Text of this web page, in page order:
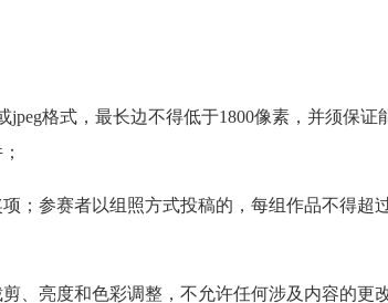
格式，最长边不得低于1800像素，并须保证
；参赛者以组照方式投稿的，每组作品不得超
、亮度和色彩调整，不允许任何涉及内容的更